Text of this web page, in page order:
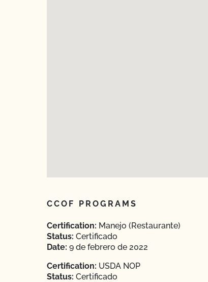
CCOF PROGRAMS
Certification: Manejo (Restaurante)
Status: Certificado
Date: 9 de febrero de 2022
Certification: USDA NOP
Status: Certificado